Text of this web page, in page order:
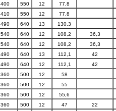
400 550 12 77,8
410 550 12 77,8
490 640 13 130,3
540 640 12 108,2 36,3
540 640 12 108,2 36,3
490 640 13 112,1 42
490 640 12 112,1 42
360 500 12 58
360 500 12 55
360 500 12 55,6
360 500 12 47 22